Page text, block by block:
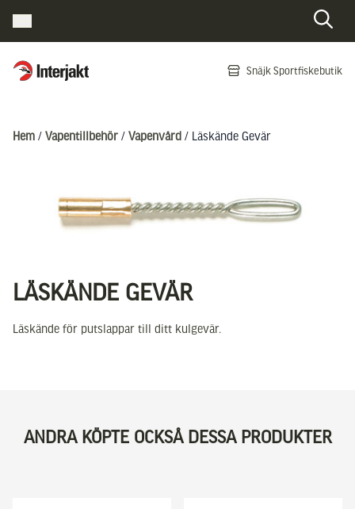
Interjakt SE Snäjk Sportfiskebutik
Hem / Vapentillbehör / Vapenvård / Läskände Gevär
LÄSKÄNDE GEVÄR
Läskände för putslappar till ditt kulgevär.
ANDRA KÖPTE OCKSÅ DESSA PRODUKTER